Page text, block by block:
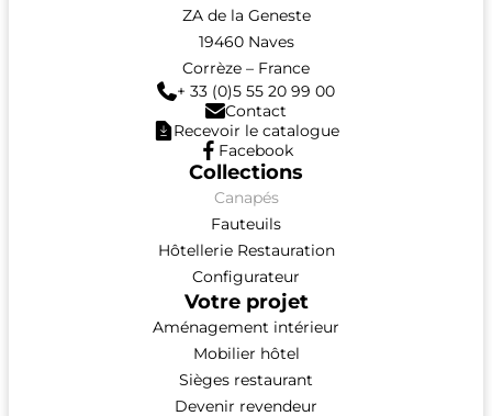
ZA de la Geneste
19460 Naves
Corrèze – France
+ 33 (0)5 55 20 99 00
Contact
Recevoir le catalogue
Facebook
Collections
Canapés
Fauteuils
Hôtellerie Restauration
Configurateur
Votre projet
Aménagement intérieur
Mobilier hôtel
Sièges restaurant
Devenir revendeur